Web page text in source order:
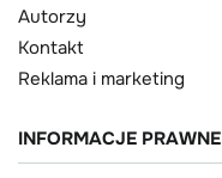
Autorzy
Kontakt
Reklama i marketing
INFORMACJE PRAWNE